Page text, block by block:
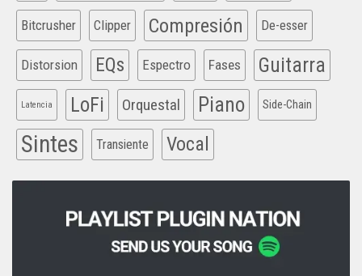
Bitcrusher Clipper Compresión De-esser
Distorsion EQs Espectro Fases Guitarra
Latencia LoFi Orquestal Piano Side-Chain
Sintes Transiente Vocal